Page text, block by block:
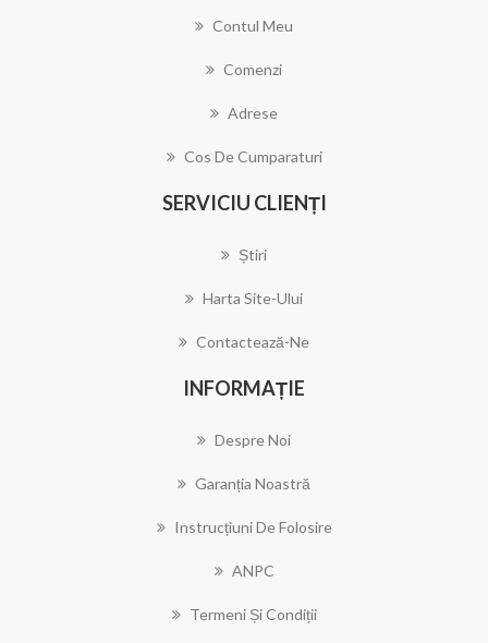
Contul Meu
Comenzi
Adrese
Cos De Cumparaturi
SERVICIU CLIENȚI
Știri
Harta Site-Ului
Contactează-Ne
INFORMAȚIE
Despre Noi
Garanția Noastră
Instrucțiuni De Folosire
ANPC
Termeni Și Condiții